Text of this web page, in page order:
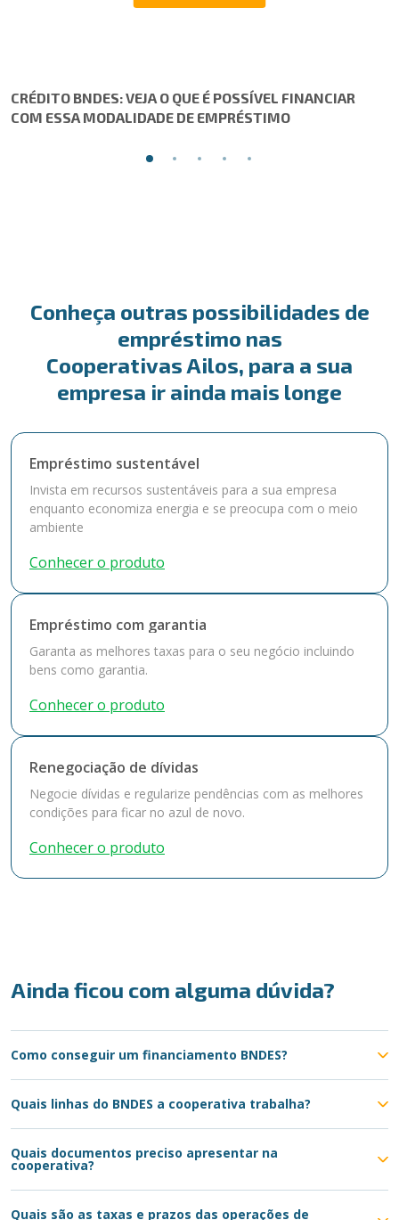
CRÉDITO BNDES: VEJA O QUE É POSSÍVEL FINANCIAR
COM ESSA MODALIDADE DE EMPRÉSTIMO
Conheça outras possibilidades de
empréstimo nas
Cooperativas Ailos, para a sua
empresa ir ainda mais longe
Empréstimo sustentável
Invista em recursos sustentáveis para a sua empresa
enquanto economiza energia e se preocupa com o meio
ambiente
Conhecer o produto
Empréstimo com garantia
Garanta as melhores taxas para o seu negócio incluindo
bens como garantia.
Conhecer o produto
Renegociação de dívidas
Negocie dívidas e regularize pendências com as melhores
condições para ficar no azul de novo.
Conhecer o produto
Ainda ficou com alguma dúvida?
Como conseguir um financiamento BNDES?
Quais linhas do BNDES a cooperativa trabalha?
Quais documentos preciso apresentar na
cooperativa?
Quais são as taxas e prazos das operações de